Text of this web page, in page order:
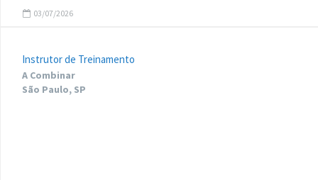
03/07/2026
Instrutor de Treinamento
A Combinar
São Paulo, SP